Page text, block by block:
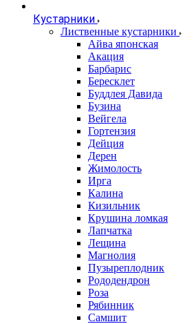
Кустарники
Лиственные кустарники
Айва японская
Акация
Барбарис
Бересклет
Буддлея Давида
Бузина
Вейгела
Гортензия
Дейция
Дерен
Жимолость
Ирга
Калина
Кизильник
Крушина ломкая
Лапчатка
Лещина
Магнолия
Пузыреплодник
Рододендрон
Роза
Рябинник
Самшит